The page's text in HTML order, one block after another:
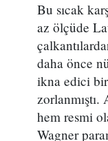
Bu sıcak
az ölçüde
daha önce
ikna edici bir
hem resmi
Wagner